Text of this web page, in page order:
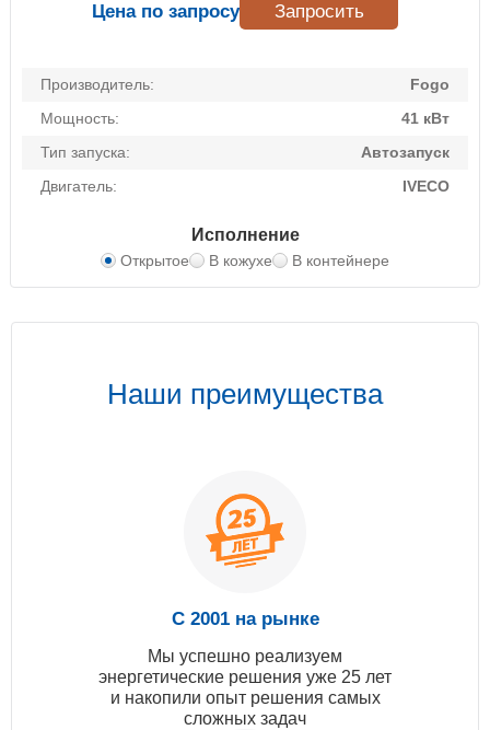
Производитель:
Fogo
Мощность:
41 кВт
Тип запуска:
Автозапуск
Двигатель:
IVECO
Исполнение
Открытое В кожухе В контейнере
Цена по запросу Запросить
Наши преимущества
С 2001 на рынке
Мы успешно реализуем
энергетические решения уже 25 лет
и накопили опыт решения самых
сложных задач